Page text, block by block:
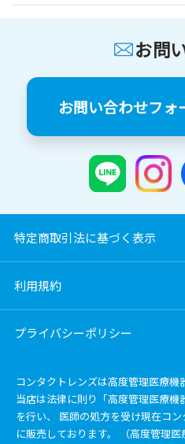
お問
お問い合わせフォ
特定商取引法に基づく表示
利用規約
プライバシーポリシー
コンタクトレンズは高度管理医療機
当店は法律に則り「高度管理医療
を行い、 医師の処方を受け現在コ
に販売しております。 （高度管理